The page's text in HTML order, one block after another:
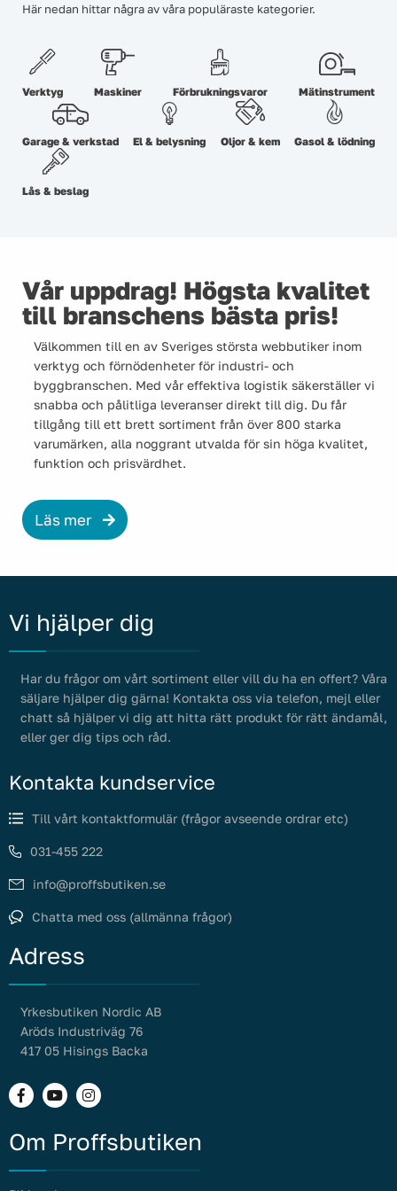
Här nedan hittar några av våra populäraste kategorier.
Verktyg Maskiner Förbrukningsvaror Mätinstrument
Garage & verkstad El & belysning Oljor & kem Gasol & lödning
Lås & beslag
Vår uppdrag! Högsta kvalitet
till branschens bästa pris!
Välkommen till en av Sveriges största webbutiker inom
verktyg och förnödenheter för industri- och
byggbranschen. Med vår effektiva logistik säkerställer vi
snabba och pålitliga leveranser direkt till dig. Du får
tillgång till ett brett sortiment från över 800 starka
varumärken, alla noggrant utvalda för sin höga kvalitet,
funktion och prisvärdhet.
Läs mer
Vi hjälper dig
Har du frågor om vårt sortiment eller vill du ha en offert? Våra
säljare hjälper dig gärna! Kontakta oss via telefon, mejl eller
chatt så hjälper vi dig att hitta rätt produkt för rätt ändamål,
eller ger dig tips och råd.
Kontakta kundservice
Till vårt kontaktformulär (frågor avseende ordrar etc)
031-455 222
info@proffsbutiken.se
Chatta med oss (allmänna frågor)
Adress
Yrkesbutiken Nordic AB
Aröds Industriväg 76
417 05 Hisings Backa
Om Proffsbutiken